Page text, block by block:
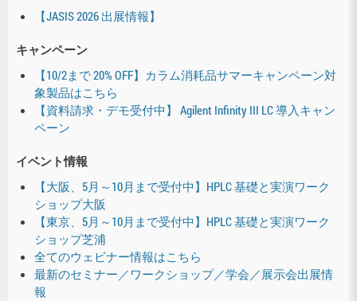
【JASIS 2026 出展情報】
キャンペーン
【10/2まで 20% OFF】カラム消耗品サマーキャンペーン対
象製品はこちら
【資料請求・デモ受付中】 Agilent Infinity III LC 導入キャン
ペーン
イベント情報
【大阪、5月～10月まで受付中】HPLC 基礎と実演ワーク
ショップ大阪
【東京、5月～10月まで受付中】HPLC 基礎と実演ワーク
ショップ芝浦
全てのウェビナー情報はこちら
最新のセミナー／ワークショップ／学会／展示会出展情
報